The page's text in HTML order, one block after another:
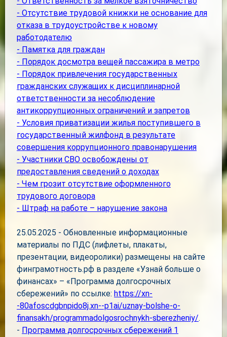
- Отсутствие трудовой книжки не основание для
отказа в трудоустройстве к новому
работодателю
- Памятка для граждан
- Порядок досмотра вещей пассажира в метро
- Порядок привлечения государственных
гражданских служащих к дисциплинарной
ответственности за несоблюдение
антикоррупционных ограничений и запретов
- Условия приватизации жилья поступившего в
государственный жилфонд в результате
совершения коррупционного правонарушения
- Участники СВО освобождены от
предоставления сведений о доходах
- Чем грозит отсутствие оформленного
трудового договора
- Штраф на работе – нарушение закона
25.05.2025 - Обновленные информационные
материалы по ПДС (лифлеты, плакаты,
презентации, видеоролики) размещены на сайте
финграмотность.рф в разделе «Узнай больше о
финансах» – «Программа долгосрочных
сбережений» по ссылке: https://xn-
-80afoscdgbnpido8j.xn--p1ai/uznay-bolshe-o-
finansakh/programmadolgosrochnykh-sberezheniy/.
- Программа долгосрочных сбережений 1